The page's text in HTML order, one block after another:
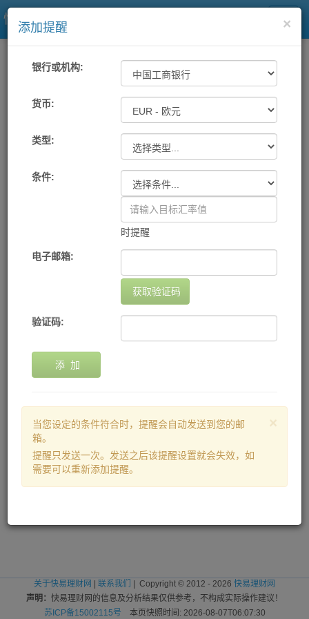
快易理财网
一站式汇率 工具 汇率提醒
各大银行及中国银联汇率提醒
机构 提醒条件 提醒方式 删除
×
添加提醒
银行或机构:
货币:
类型:
条件:
时提醒
电子邮箱:
获取验证码
验证码:
添 加
×
当您设定的条件符合时，提醒会自动发送到您的邮
箱。
提醒只发送一次。发送之后该提醒设置就会失效，如
需要可以重新添加提醒。
关于快易理财网 联系我们 | Copyright © 2012 - 2026 快易理财网
声明： 快易理财网的信息及分析结果仅供参考，不构成实际操作建议！
苏ICP备15002115号 本页快照时间: 2026-08-07T06:07:30